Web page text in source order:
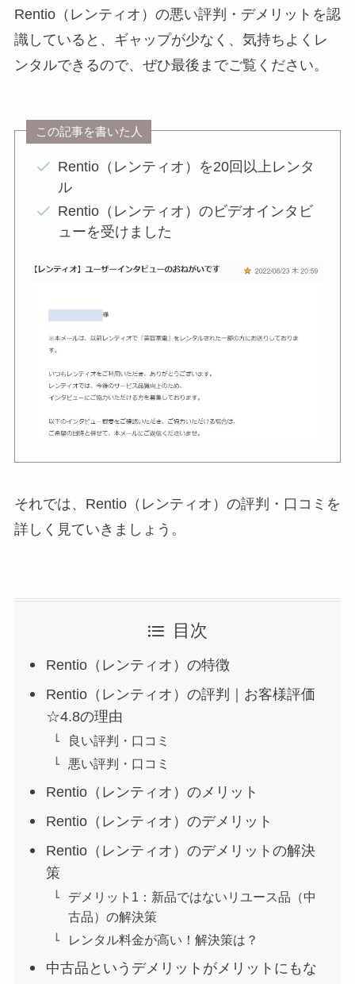
Rentio（レンティオ）の悪い評判・デメリットを認
識していると、ギャップが少なく、気持ちよくレ
ンタルできるので、ぜひ最後までご覧ください。
この記事を書いた人
Rentio（レンティオ）を20回以上レンタ
ル
Rentio（レンティオ）のビデオインタビ
ューを受けました
それでは、Rentio（レンティオ）の評判・口コミを
詳しく見ていきましょう。
目次
Rentio（レンティオ）の特徴
Rentio（レンティオ）の評判｜お客様評価
☆4.8の理由
良い評判・口コミ
悪い評判・口コミ
Rentio（レンティオ）のメリット
Rentio（レンティオ）のデメリット
Rentio（レンティオ）のデメリットの解決
策
デメリット1：新品ではないリユース品（中
古品）の解決策
レンタル料金が高い！解決策は？
中古品というデメリットがメリットにもな